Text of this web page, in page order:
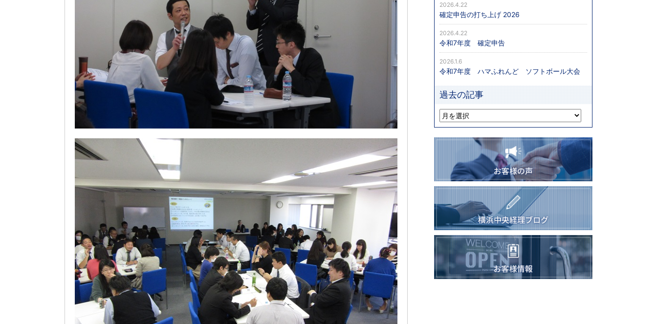
確定申告の打ち上げ 2026
2026.4.22
令和7年度 確定申告
2026.4.22
令和7年度 ハマふれんど ソフトボール大会
2026.1.6
過去の記事